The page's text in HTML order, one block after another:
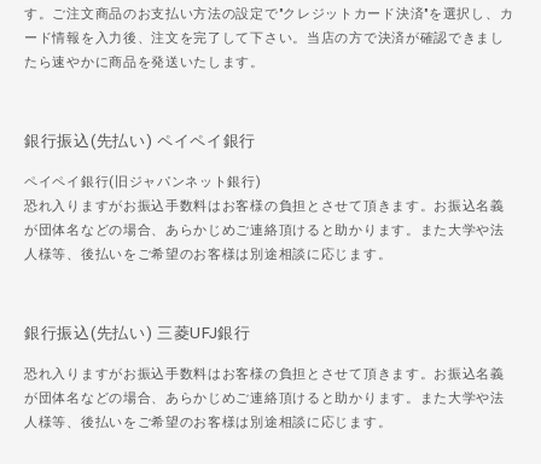
す。ご注文商品のお支払い方法の設定で"クレジットカード決済"を選択し、カ
ード情報を入力後、注文を完了して下さい。当店の方で決済が確認できまし
たら速やかに商品を発送いたします。
銀行振込(先払い) ペイペイ銀行
ペイペイ銀行(旧ジャパンネット銀行)
恐れ入りますがお振込手数料はお客様の負担とさせて頂きます。お振込名義
が団体名などの場合、あらかじめご連絡頂けると助かります。また大学や法
人様等、後払いをご希望のお客様は別途相談に応じます。
銀行振込(先払い) 三菱UFJ銀行
恐れ入りますがお振込手数料はお客様の負担とさせて頂きます。お振込名義
が団体名などの場合、あらかじめご連絡頂けると助かります。また大学や法
人様等、後払いをご希望のお客様は別途相談に応じます。